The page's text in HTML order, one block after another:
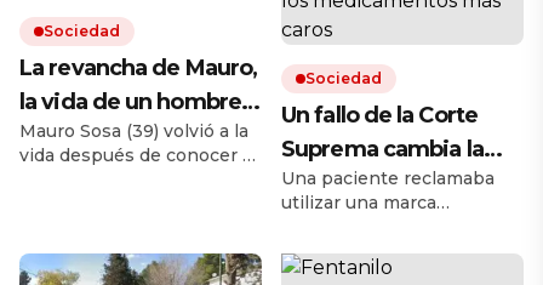
Sociedad
La revancha de Mauro,
la vida de un hombre
que vivía en la calle y
pudo reencontrar su
Mauro Sosa (39) volvió a la
vida después de conocer el
un departamento. «Lo más
importante fue darme
Sociedad
Un fallo de la Corte
Suprema cambia la
forma en que las
prepagas deben cubrir
los medicamentos
Una paciente reclamaba
utilizar una marca
disponible otra nacional. La
Cámara le había dado la